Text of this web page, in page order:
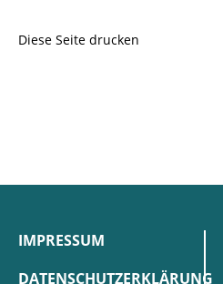
Diese Seite drucken
IMPRESSUM
DATENSCHUTZERKLÄRUNG